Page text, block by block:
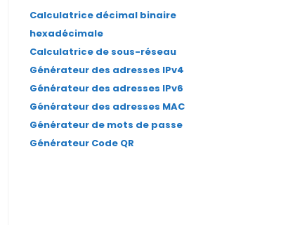
Calculatrice décimal binaire
hexadécimale
Calculatrice de sous-réseau
Générateur des adresses IPv4
Générateur des adresses IPv6
Générateur des adresses MAC
Générateur de mots de passe
Générateur Code QR